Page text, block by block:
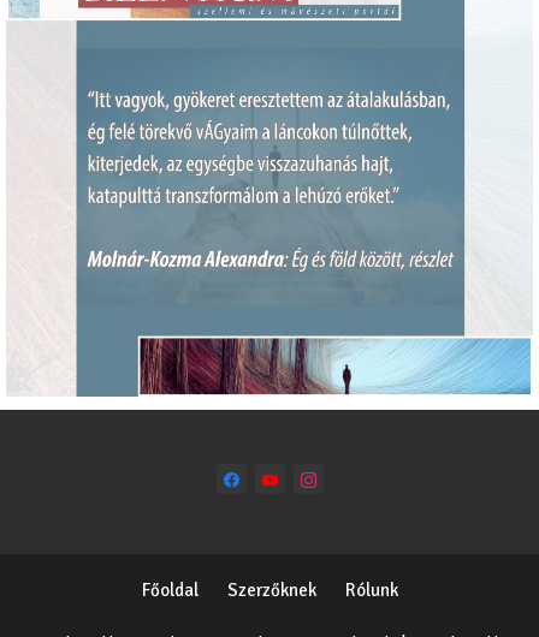
Főoldal Szerzőknek Rólunk